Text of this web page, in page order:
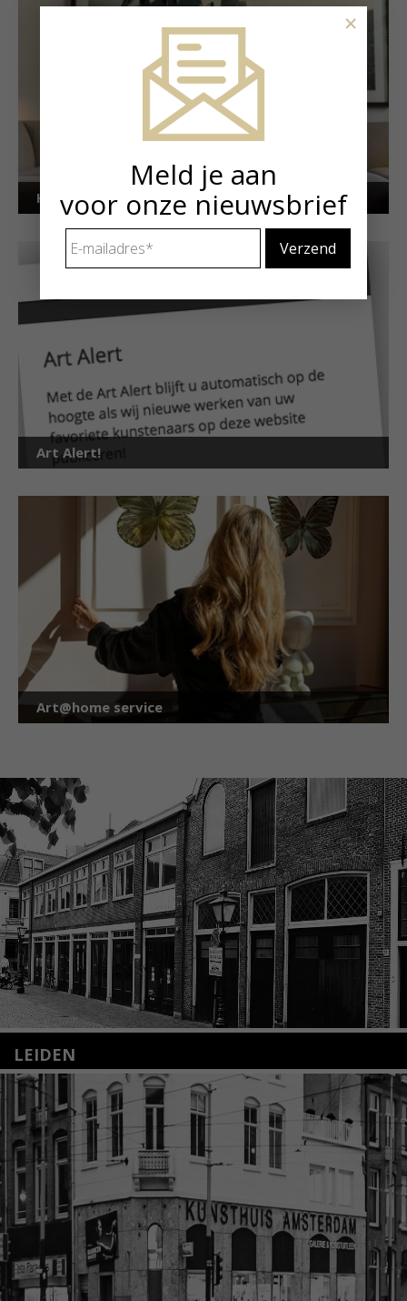
Kunstuitleen voor particulieren
Art Alert!
Art@home service
LEIDEN
Nieuwstraat 35
2312 KA Leiden
+31(0)71 – 52 84 480
info@kunsthuisleiden.nl
Lees meer
Meld je aan
voor onze nieuwsbrief
mailadres *
×